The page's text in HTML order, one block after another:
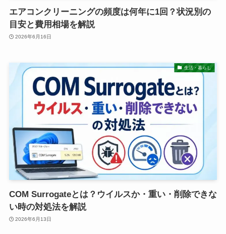
エアコンクリーニングの頻度は何年に1回？状況別の
目安と費用相場を解説
2026年6月16日
生活・暮らし
COM Surrogateとは？ウイルスか・重い・削除できな
い時の対処法を解説
2026年6月13日